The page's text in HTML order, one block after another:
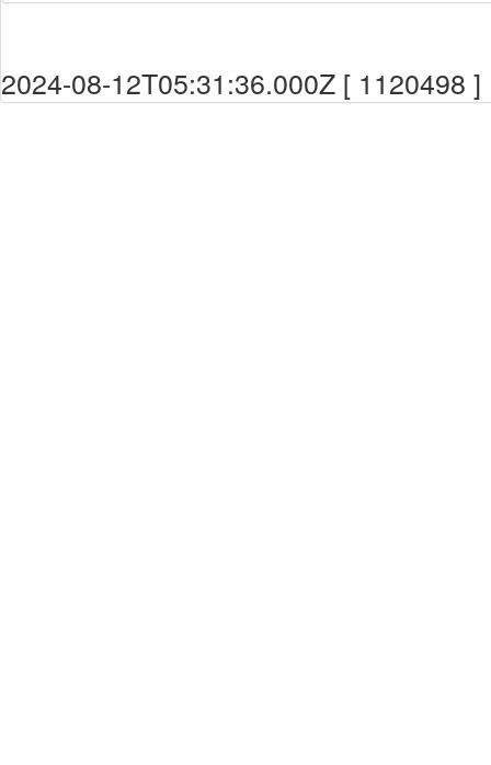
2024-08-12T05:31:36.000Z [ 1120498 ]